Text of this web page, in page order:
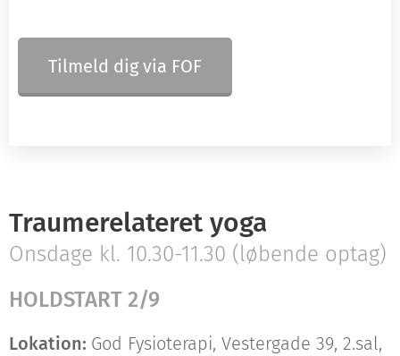
Tilmeld dig via FOF
Traumerelateret yoga
Onsdage kl. 10.30-11.30 (løbende optag)
HOLDSTART 2/9
Lokation: God Fysioterapi, Vestergade 39, 2.sal,